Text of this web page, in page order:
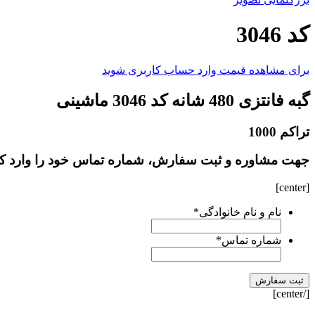
کد 3046
برای مشاهده قیمت وارد حساب کاربری شوید
گبه فانتزی 480 شانه کد 3046 ماشینی
تراکم 1000
جهت مشاوره و ثبت سفارش، شماره تماس خود را وارد
[center]
نام و نام خانوادگی*
شماره تماس*
[/center]